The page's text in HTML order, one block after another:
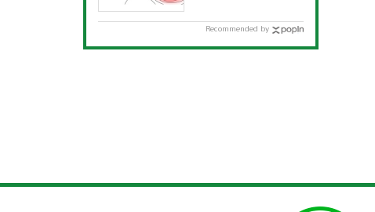
Recommended by